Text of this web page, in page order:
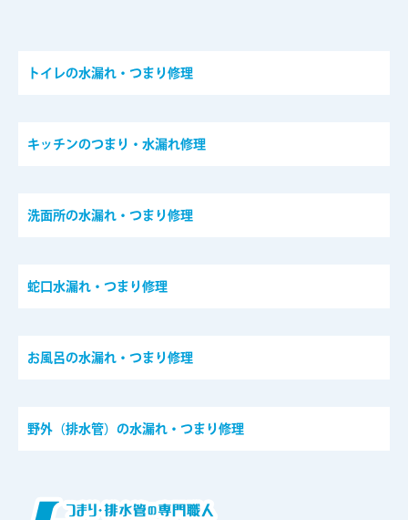
トイレの水漏れ・つまり修理
キッチンのつまり・水漏れ修理
洗面所の水漏れ・つまり修理
蛇口水漏れ・つまり修理
お風呂の水漏れ・つまり修理
野外（排水管）の水漏れ・つまり修理